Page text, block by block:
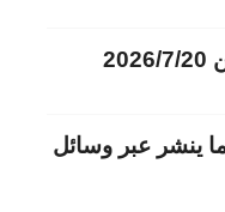
ينشر عبر وسائل